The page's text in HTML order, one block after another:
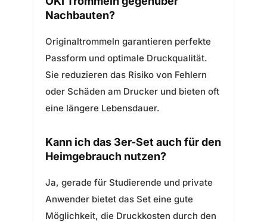
Nachbauten?
Originaltrommeln garantieren perfekte
Passform und optimale Druckqualität.
Sie reduzieren das Risiko von Fehlern
oder Schäden am Drucker und bieten oft
eine längere Lebensdauer.
Kann ich das 3er-Set auch für den
Heimgebrauch nutzen?
Ja, gerade für Studierende und private
Anwender bietet das Set eine gute
Möglichkeit, die Druckkosten durch den